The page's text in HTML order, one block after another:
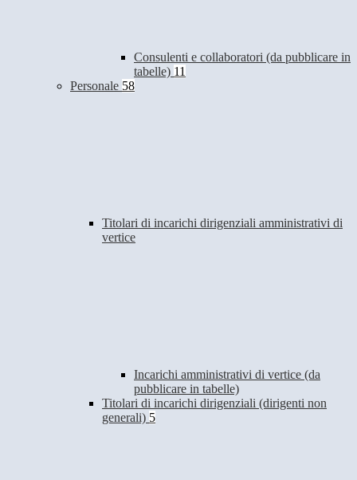
Consulenti e collaboratori (da pubblicare in
tabelle) 11
Personale 58
Titolari di incarichi dirigenziali amministrativi di
vertice
Incarichi amministrativi di vertice (da
pubblicare in tabelle)
Titolari di incarichi dirigenziali (dirigenti non
generali) 5